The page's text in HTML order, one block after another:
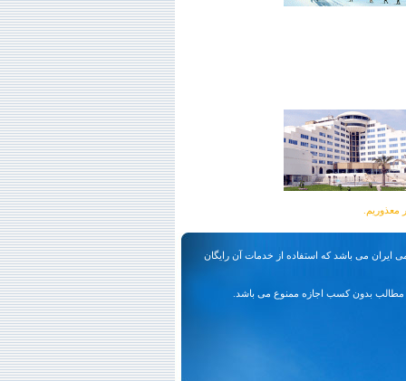
ایران می باشد که استفاده از خدمات آن رایگان
بدون کسب اجازه ممنوع می باشد.